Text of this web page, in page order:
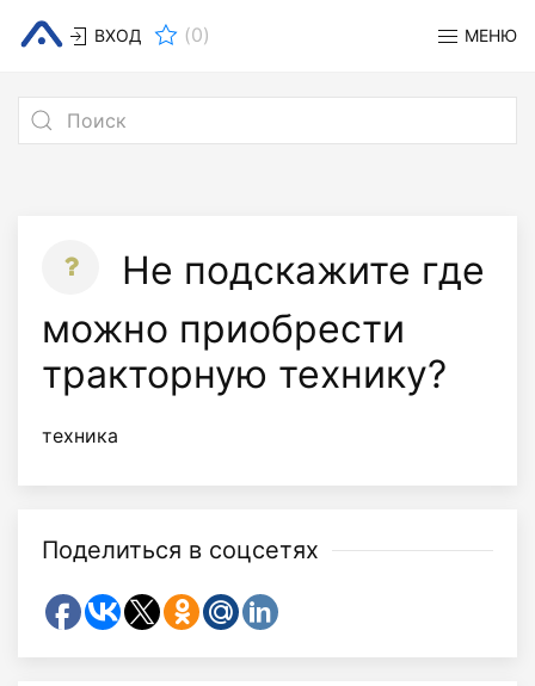
ВХОД (0) МЕНЮ
Не подскажите где
можно приобрести
тракторную технику?
техника
Поделиться в соцсетях